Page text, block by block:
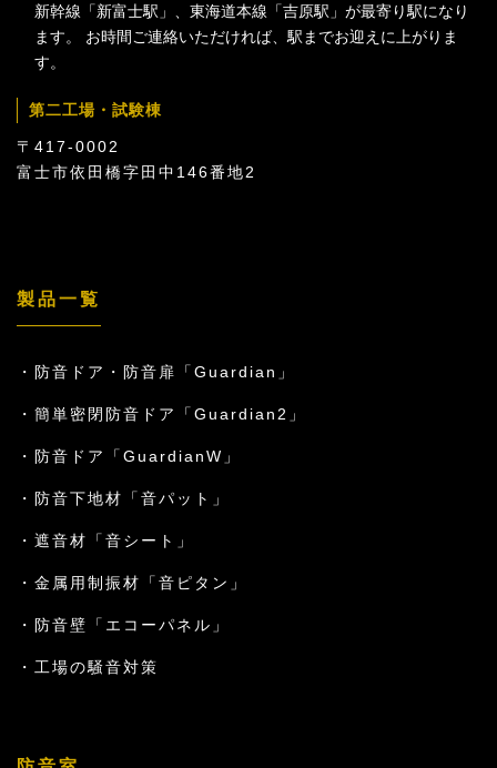
新幹線「新富士駅」、東海道本線「吉原駅」が最寄り駅になり
ます。 お時間ご連絡いただければ、駅までお迎えに上がりま
す。
第二工場・試験棟
〒417-0002
富士市依田橋字田中146番地2
製品一覧
防音ドア・防音扉「Guardian」
簡単密閉防音ドア「Guardian2」
防音ドア「GuardianW」
防音下地材「音パット」
遮音材「音シート」
金属用制振材「音ピタン」
防音壁「エコーパネル」
工場の騒音対策